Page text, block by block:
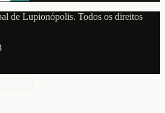
de Lupionópolis. Todos os direitos